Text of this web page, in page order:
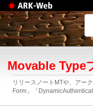
Web制作のアークウェ
ブ
リリースノートMTや、アー
Form」「
Movable Type